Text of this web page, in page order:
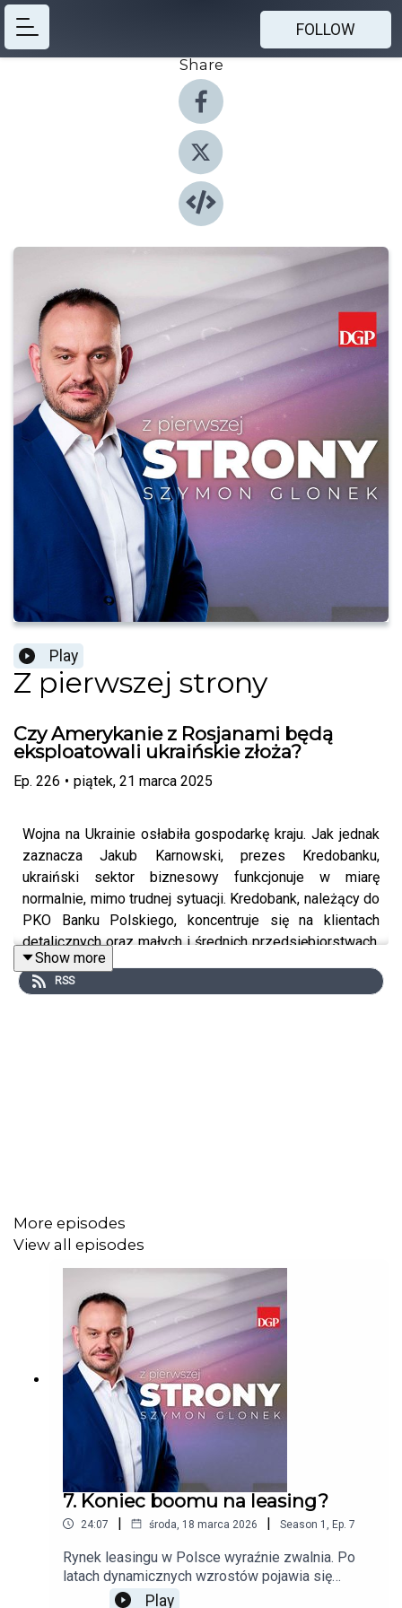
FOLLOW
Share
Play
Z pierwszej strony
Czy Amerykanie z Rosjanami będą
eksploatowali ukraińskie złoża?
Ep. 226 • piątek, 21 marca 2025
Wojna na Ukrainie osłabiła gospodarkę kraju. Jak jednak
zaznacza Jakub Karnowski, prezes Kredobanku,
ukraiński sektor biznesowy funkcjonuje w miarę
normalnie, mimo trudnej sytuacji. Kredobank, należący do
PKO Banku Polskiego, koncentruje się na klientach
detalicznych oraz małych i średnich przedsiębiorstwach,
działając na terenie całego kraju, również w regionach
przyfrontowych.
Show more
RSS
More episodes
View all episodes
7. Koniec boomu na leasing?
24:07 | środa, 18 marca 2026 | Season 1 Ep. 7
Rynek leasingu w Polsce wyraźnie zwalnia. Po
latach dynamicznych wzrostów pojawia się
sygnał hamowania - spadek na początku roku i
Play